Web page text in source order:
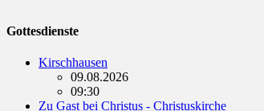
Gottesdienste
Kirschhausen
09.08.2026
09:30
Zu Gast bei Christus - Christuskirche